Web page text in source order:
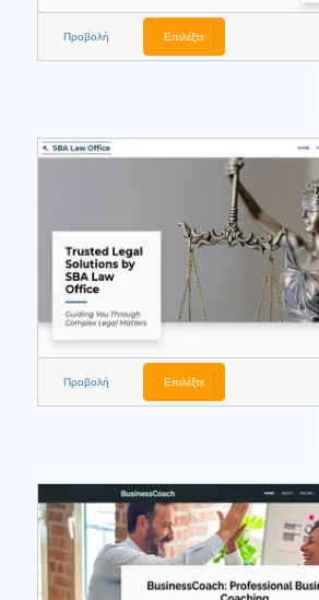
Προβολή Επιλέξτε
Προβολή Επιλέξτε